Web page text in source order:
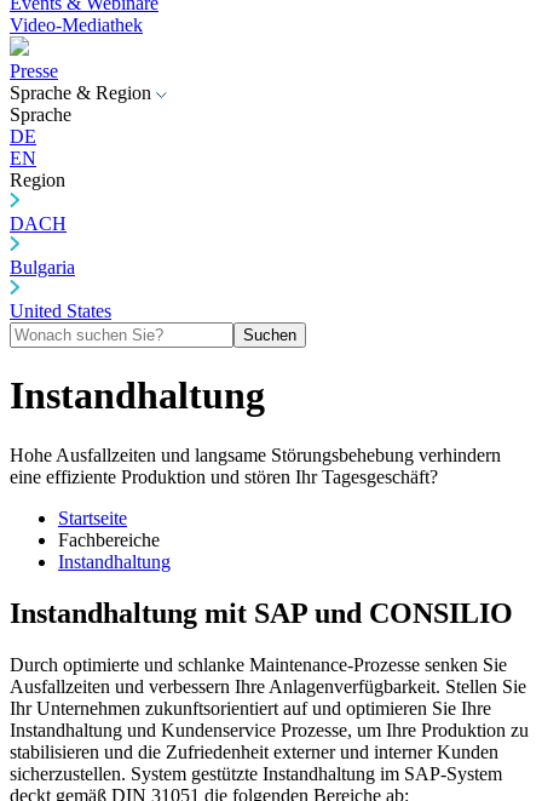
Video-Mediathek
Presse
Sprache & Region
Sprache
DE
EN
Region
DACH
Bulgaria
United States
Suchen
Instandhaltung
Hohe Ausfallzeiten und langsame Störungsbehebung verhindern
eine effiziente Produktion und stören Ihr Tagesgeschäft?
Startseite
Fachbereiche
Instandhaltung
Instandhaltung mit SAP und CONSILIO
Durch optimierte und schlanke Maintenance-Prozesse senken Sie
Ausfallzeiten und verbessern Ihre Anlagenverfügbarkeit. Stellen Sie
Ihr Unternehmen zukunftsorientiert auf und optimieren Sie Ihre
Instandhaltung und Kundenservice Prozesse, um Ihre Produktion zu
stabilisieren und die Zufriedenheit externer und interner Kunden
sicherzustellen. System gestützte Instandhaltung im SAP-System
deckt gemäß DIN 31051 die folgenden Bereiche ab: